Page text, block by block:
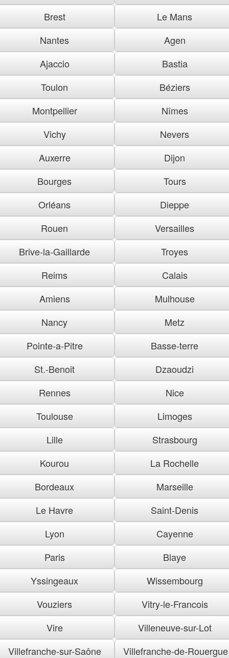
Brest
Le Mans
Nantes
Agen
Ajaccio
Bastia
Toulon
Béziers
Montpellier
Nîmes
Vichy
Nevers
Auxerre
Dijon
Bourges
Tours
Orléans
Dieppe
Rouen
Versailles
Brive-la-Gaillarde
Troyes
Reims
Calais
Amiens
Mulhouse
Nancy
Metz
Pointe-a-Pitre
Basse-terre
St.-Benoit
Dzaoudzi
Rennes
Nice
Toulouse
Limoges
Lille
Strasbourg
Kourou
La Rochelle
Bordeaux
Marseille
Le Havre
Saint-Denis
Lyon
Cayenne
Paris
Blaye
Yssingeaux
Wissembourg
Vouziers
Vitry-le-Francois
Vire
Villeneuve-sur-Lot
Villefranche-sur-Saône
Villefranche-de-Rouergue